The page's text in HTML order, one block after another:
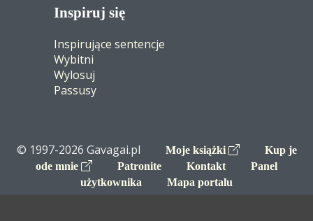
Inspiruj się
Inspirujące sentencje
Wybitni
Wylosuj
Passusy
© 1997-2026 Gavagai.pl Moje książki
Kup je
ode mnie
Patronite Kontakt
Panel
użytkownika
Mapa portalu